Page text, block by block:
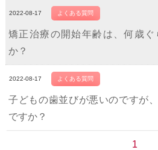
2022-08-17 よくある質問
矯正治療の開始年齢は、何歳
か？
2022-08-17 よくある質問
子どもの歯並びが悪いのですが
ですか？
1